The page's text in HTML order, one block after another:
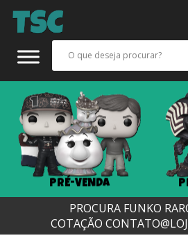
PRÉ-VENDA
PROCURA FUNKO
COTAÇÃO